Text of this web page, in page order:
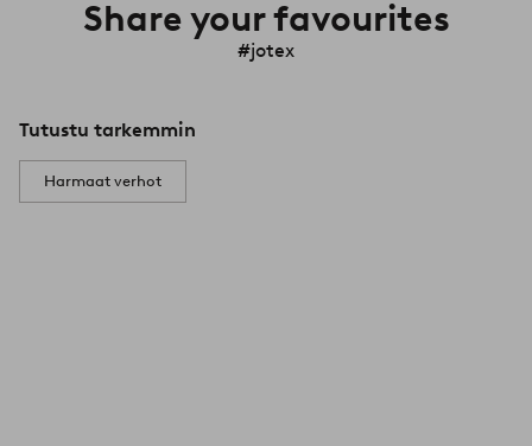
Share your favourites
#jotex
Tutustu tarkemmin
Harmaat verhot